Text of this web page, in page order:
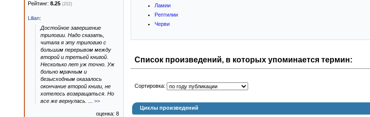
Ламии
Рептилии
Черви
Список произведений, в которых упоминается термин:
Сортировка:
Циклы произведений
Рейтинг: 8.25 (202)
Lilian:
Достойное завершение
трилогии. Надо сказать,
читала я эту трилогию с
большим перерывом между
второй и третьей книгой.
Несколько лет уж точно. Уж
больно мрачным и
безысходным оказалось
окончание второй книги, не
хотелось возвращаться. Но
все же вернулась.
>>
оценка: 8